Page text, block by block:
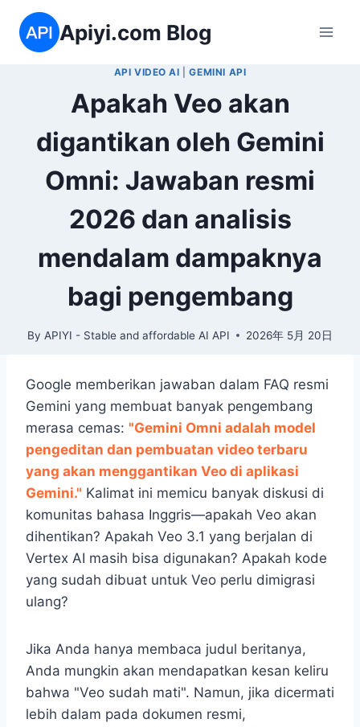
content
Apiyi.com Blog
API VIDEO AI |GEMINI API
Apakah Veo akan
digantikan oleh Gemini
Omni: Jawaban resmi
2026 dan analisis
mendalam dampaknya
bagi pengembang
By APIYI - Stable and affordable AI API 2026年 5月 20日
Google memberikan jawaban dalam FAQ resmi
Gemini yang membuat banyak pengembang
merasa cemas: "Gemini Omni adalah model
pengeditan dan pembuatan video terbaru
yang akan menggantikan Veo di aplikasi
Gemini." Kalimat ini memicu banyak diskusi di
komunitas bahasa Inggris—apakah Veo akan
dihentikan? Apakah Veo 3.1 yang berjalan di
Vertex AI masih bisa digunakan? Apakah kode
yang sudah dibuat untuk Veo perlu dimigrasi
ulang?
Jika Anda hanya membaca judul beritanya,
Anda mungkin akan mendapatkan kesan keliru
bahwa "Veo sudah mati". Namun, jika dicermati
lebih dalam pada dokumen resmi,